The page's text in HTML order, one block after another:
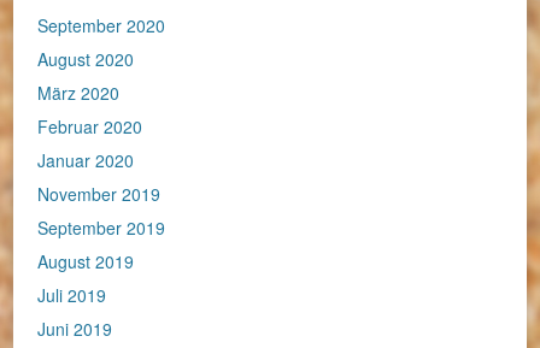
September 2020
August 2020
März 2020
Februar 2020
Januar 2020
November 2019
September 2019
August 2019
Juli 2019
Juni 2019